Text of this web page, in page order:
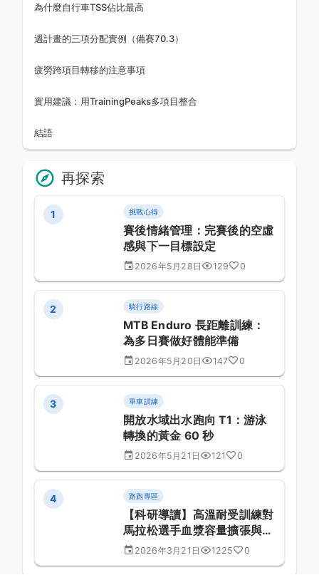
為什麼自行車TSS佔比最高
週計畫的三項分配實例（備賽70.3）
疲勞跨項目轉移的注意事項
實用建議：用TrainingPeaks多項目整合
結語
再探索
1 挑戰心得
賽後情緒管理：完賽後的空虛
感與下一目標設定
2026年5月28日 129 0
2 騎行路線
MTB Enduro 長距離訓練：
為多日賽做好體能準備
2026年5月20日 147 0
3 單車訓練
開放水域出水跑向 T1：游泳
轉換的黃金 60 秒
2026年5月21日 121 0
4 路跑專區
【科研導讀】高溫耐受訓練對
馬拉松選手血漿容量擴張與核
心體溫適應的研究：前沿運動
2026年3月21日 1225 0